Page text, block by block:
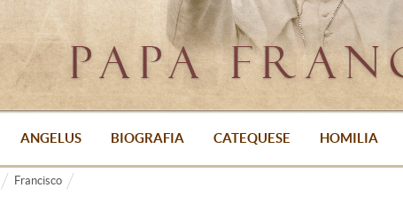
ANGELUS BIOGRAFIA CATEQUESE HOMILIA
Francisco